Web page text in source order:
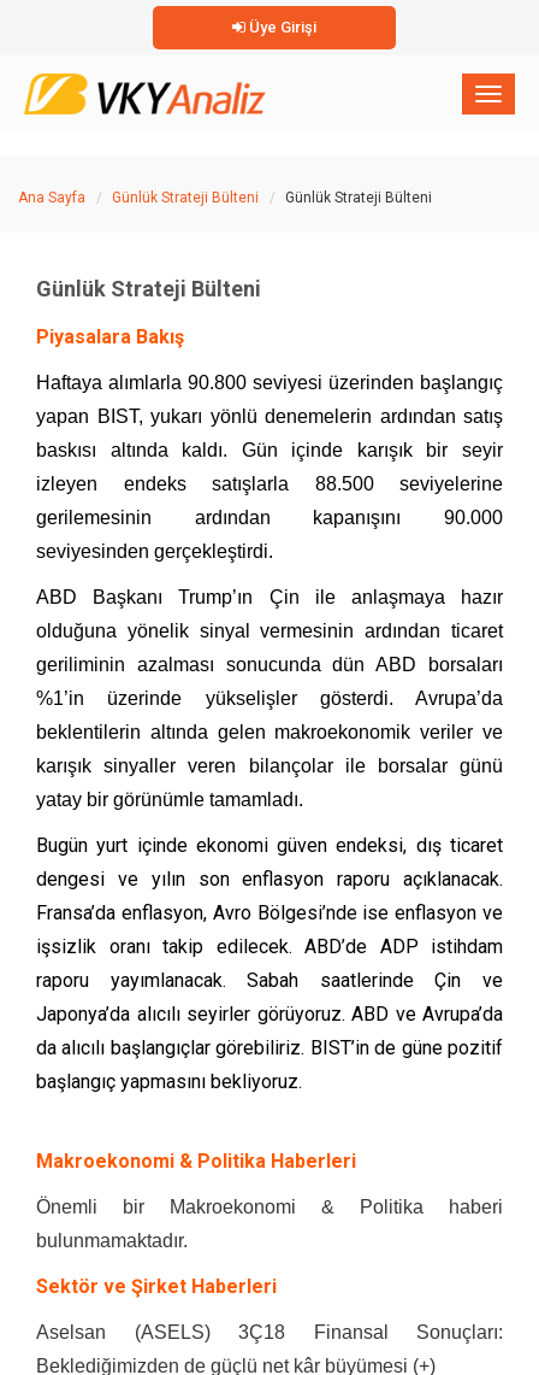
Üye Girişi
×
Ana Sayfa Günlük Strateji Bülteni Günlük Strateji Bülteni
Günlük Strateji Bülteni
Piyasalara Bakış
Haftaya alımlarla 90.800 seviyesi üzerinden başlangıç
yapan BIST, yukarı yönlü denemelerin ardından satış
baskısı altında kaldı. Gün içinde karışık bir seyir
izleyen endeks satışlarla 88.500 seviyelerine
gerilemesinin ardından kapanışını 90.000
seviyesinden gerçekleştirdi.
ABD Başkanı Trump’ın Çin ile anlaşmaya hazır
olduğuna yönelik sinyal vermesinin ardından ticaret
geriliminin azalması sonucunda dün ABD borsaları
%1’in üzerinde yükselişler gösterdi. Avrupa’da
beklentilerin altında gelen makroekonomik veriler ve
karışık sinyaller veren bilançolar ile borsalar günü
yatay bir görünümle tamamladı.
Bugün yurt içinde ekonomi güven endeksi, dış ticaret
dengesi ve yılın son enflasyon raporu açıklanacak.
Fransa’da enflasyon, Avro Bölgesi’nde ise enflasyon ve
işsizlik oranı takip edilecek. ABD’de ADP istihdam
raporu yayımlanacak. Sabah saatlerinde Çin ve
Japonya’da alıcılı seyirler görüyoruz. ABD ve Avrupa’da
da alıcılı başlangıçlar görebiliriz. BIST’in de güne pozitif
başlangıç yapmasını bekliyoruz.
Makroekonomi & Politika Haberleri
Önemli bir Makroekonomi & Politika haberi
bulunmamaktadır.
Sektör ve Şirket Haberleri
Aselsan (ASELS) 3Ç18 Finansal Sonuçları:
Beklediğimizden de güçlü net kâr büyümesi (+)